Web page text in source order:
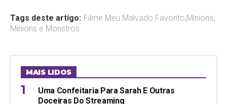
Tags deste artigo: Filme Meu Malvado Favorito,Minions,
Minions e Monstros
MAIS LIDOS
Uma Confeitaria Para Sarah E Outras
Doceiras Do Streaming